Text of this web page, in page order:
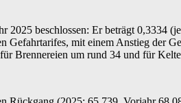
beschlossen: Er beträgt 0,3334
Gefahrtarifes, mit einem Anstieg der
Brennereien um rund 34 und für